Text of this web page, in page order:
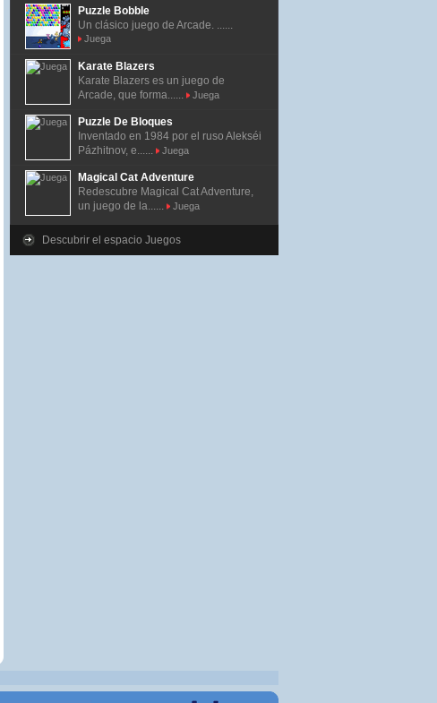
Puzzle Bobble
Un clásico juego de Arcade. ......
Juega
Karate Blazers
Karate Blazers es un juego de
Arcade, que forma......
Juega
Puzzle De Bloques
Inventado en 1984 por el ruso Alekséi
Pázhitnov, e......
Juega
Magical Cat Adventure
Redescubre Magical Cat Adventure,
un juego de la......
Juega
Descubrir el espacio Juegos